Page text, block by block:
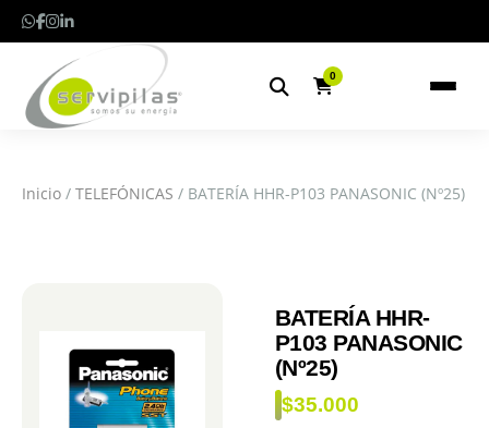
0
Inicio / TELEFÓNICAS / BATERÍA HHR-P103 PANASONIC (Nº25)
BATERÍA HHR-
P103 PANASONIC
(Nº25)
$35.000